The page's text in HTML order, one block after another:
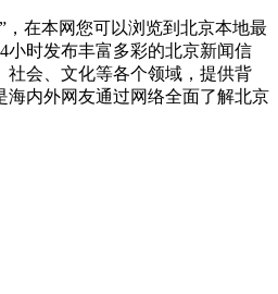
，在本网您可以浏览到北京本地最
小时发布丰富多彩的北京新闻信
社会、文化等各个领域，提供背
海内外网友通过网络全面了解北京